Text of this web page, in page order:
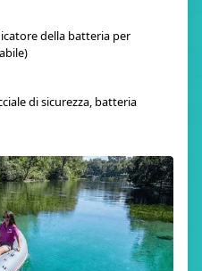
della batteria per
di sicurezza, batteria